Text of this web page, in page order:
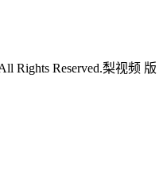
Rights Reserved.梨视频 版